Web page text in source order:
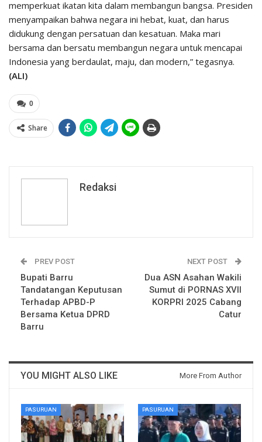
memperkuat ikatan kita dalam membangun bangsa. Presiden
menyampaikan bahwa negara ini hebat, kuat, dan harus
didukung dengan persatuan dan kesatuan. Maka mari
bersama dan bersatu membangun negara untuk mencapai
Indonesia yang berdaulat, maju, dan modern,” tegasnya.
(ALI)
0
Share
Redaksi
PREV POST
Bupati Barru
Tandatangan Keputusan
Terhadap APBD-P
Bersama Ketua DPRD
Barru
NEXT POST
Dua ASN Asahan Wakili
Sumut di PORNAS XVII
KORPRI 2025 Cabang
Catur
YOU MIGHT ALSO LIKE More From Author
PASURUAN PASURUAN